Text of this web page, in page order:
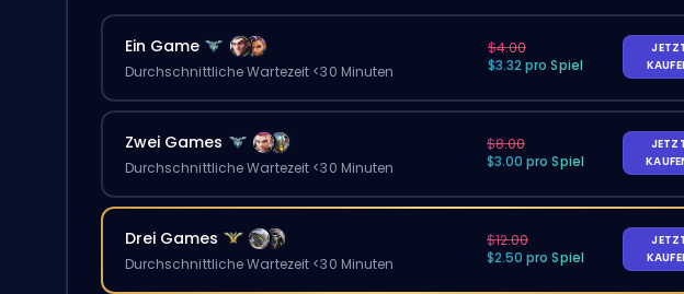
Ein Game
Durchschnittliche Wartezeit <30 Minuten
$4.00
$3.32 pro Spiel
Zwei Games
Durchschnittliche Wartezeit <30 Minuten
$8.00
$3.00 pro Spiel
Drei Games
Durchschnittliche Wartezeit <30 Minuten
$12.00
$2.50 pro Spiel